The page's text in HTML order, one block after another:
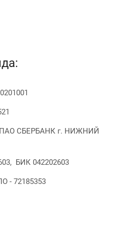
СБЕРБАНК г. НИЖНИЙ
БИК 042202603
- 72185353